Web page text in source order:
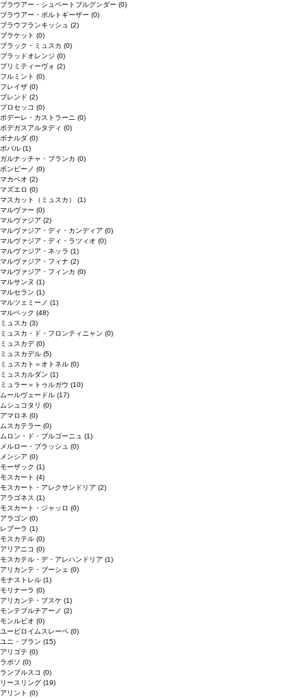
ブラウアー・シュペートブルグンダー (0)
ブラウアー・ポルトギーザー (0)
ブラウフランキッシュ (2)
ブラケット (0)
ブラック・ミュスカ (0)
ブラッドオレンジ (0)
プリミティーヴォ (2)
フルミント (0)
フレイザ (0)
ブレンド (2)
プロセッコ (0)
ポデーレ・カストラーニ (0)
ボデガスアルタディ (0)
ボナルダ (0)
ボバル (1)
ガルナッチャ・ブランカ (0)
ボンビーノ (0)
マカベオ (2)
マズエロ (0)
マスカット（ミュスカ） (1)
マルヴァー (0)
マルヴァジア (2)
マルヴァジア・ディ・カンディア (0)
マルヴァジア・ディ・ラツィオ (0)
マルヴァジア・ネッラ (1)
マルヴァジア・フィナ (2)
マルヴァジア・フィンカ (0)
マルサンヌ (1)
マルセラン (1)
マルツェミーノ (1)
マルベック (48)
ミュスカ (3)
ミュスカ・ド・フロンティニャン (0)
ミュスカデ(0)
ミュスカデル (5)
ミュスカト＝オトネル (0)
ミュスカルダン (1)
ミュラー＝トゥルガウ (10)
ムールヴェードル (17)
ムシュコタリ (0)
アマロネ (0)
ムスカテラー (0)
ムロン・ド・ブルゴーニュ (1)
メルロー・ブラッシュ (0)
メンシア (0)
モーザック (1)
モスカート (4)
モスカート・アレクサンドリア (2)
アラゴネス (1)
モスカート・ジャッロ (0)
アラゴン (0)
レブーラ (1)
モスカテル (0)
アリアニコ (0)
モスカテル・デ・アレハンドリア (1)
アリカンテ・ブーシェ (0)
モナストレル (1)
モリナーラ (0)
アリカンテ・ブスケ (1)
モンテプルチアーノ (2)
モンルビオ (0)
ユービロイムスレーベ (0)
ユニ・ブラン (15)
アリゴテ (0)
ラボソ (0)
ランブルスコ (0)
リースリング (19)
アリント (0)